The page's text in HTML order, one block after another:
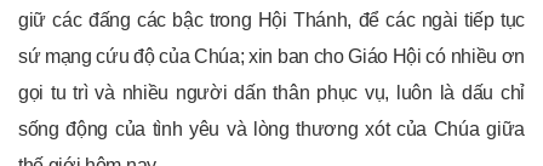
giữ các đấng các bậc trong Hội Thánh, để các ngài tiếp tục
sứ mạng cứu độ của Chúa; xin ban cho Giáo Hội có nhiều ơn
gọi tu trì và nhiều người dấn thân phục vụ, luôn là dấu chỉ
sống động của tình yêu và lòng thương xót của Chúa giữa